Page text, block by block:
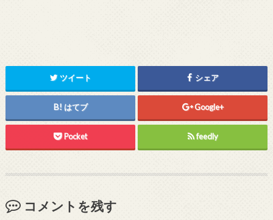
ツイート シェア
はてブ Google+
Pocket feedly
コメントを残す